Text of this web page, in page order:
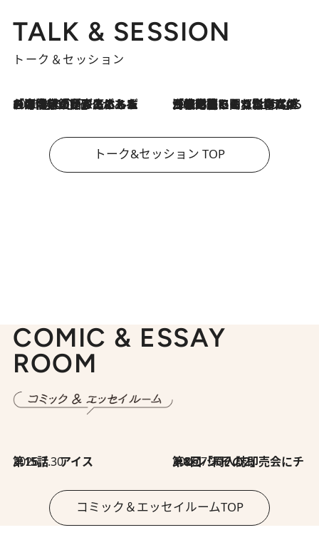
TALK & SESSION
トーク＆セッション
2026.8.3
「今後値上げがあるとすれば…」「リスクがあるのは今年の冬」エネルギー専門家が語る、ホルムズ海峡封鎖が家庭にもたらす“ある心配” 2026.8.3
「住宅建てられない…」「サーチャージ料の高値が続いている」ホルムズ海峡封鎖による影響はいつまで続く？《エネルギー専門家に聞く“どうなる日本の暮らし”》
トーク&セッション TOP
COMIC & ESSAY
ROOM
2026.7.30
第15話 アイス 2026.7.30
第8回「同人誌即売会にチャレンジ その2」
コミック＆エッセイルームTOP